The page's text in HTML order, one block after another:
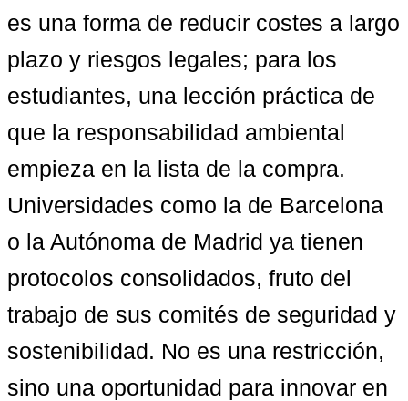
es una forma de reducir costes a largo
plazo y riesgos legales; para los
estudiantes, una lección práctica de
que la responsabilidad ambiental
empieza en la lista de la compra.
Universidades como la de Barcelona
o la Autónoma de Madrid ya tienen
protocolos consolidados, fruto del
trabajo de sus comités de seguridad y
sostenibilidad. No es una restricción,
sino una oportunidad para innovar en